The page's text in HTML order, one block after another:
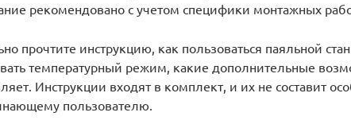
рекомендовано с учетом специфики монтажных
прочтите инструкцию, как пользоваться паяльной
температурный режим, какие дополнительные
Инструкции входят в комплект, и их не составит
пользователю.